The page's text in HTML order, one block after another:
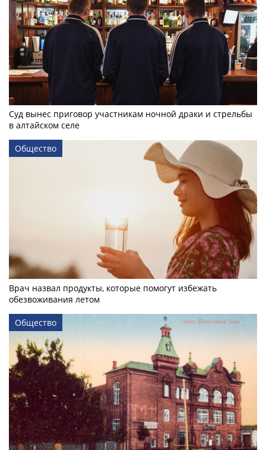
Суд вынес приговор участникам ночной драки и стрельбы
в алтайском селе
Общество
Врач назвал продукты, которые помогут избежать
обезвоживания летом
Общество